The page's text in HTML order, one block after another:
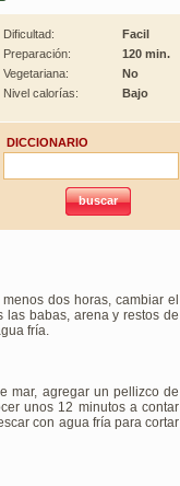
Dificultad:
Facil
Preparación:
120 min.
Vegetariana:
No
Nivel calorías:
Bajo
DICCIONARIO
dos horas, cambiar el
babas, arena y restos de
fría.
mar, agregar un pellizco de
unos 12 minutos a contar
con agua fría para cortar